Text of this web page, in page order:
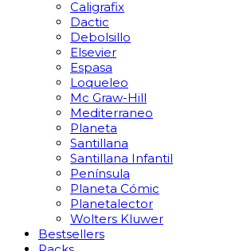
Caligrafix
Dactic
Debolsillo
Elsevier
Espasa
Loqueleo
Mc Graw-Hill
Mediterraneo
Planeta
Santillana
Santillana Infantil
Península
Planeta Cómic
Planetalector
Wolters Kluwer
Bestsellers